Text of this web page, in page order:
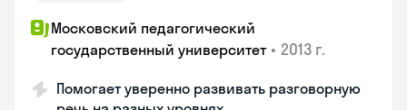
Московский педагогический
государственный университет • 2013 г.
Помогает уверенно развивать разговорную